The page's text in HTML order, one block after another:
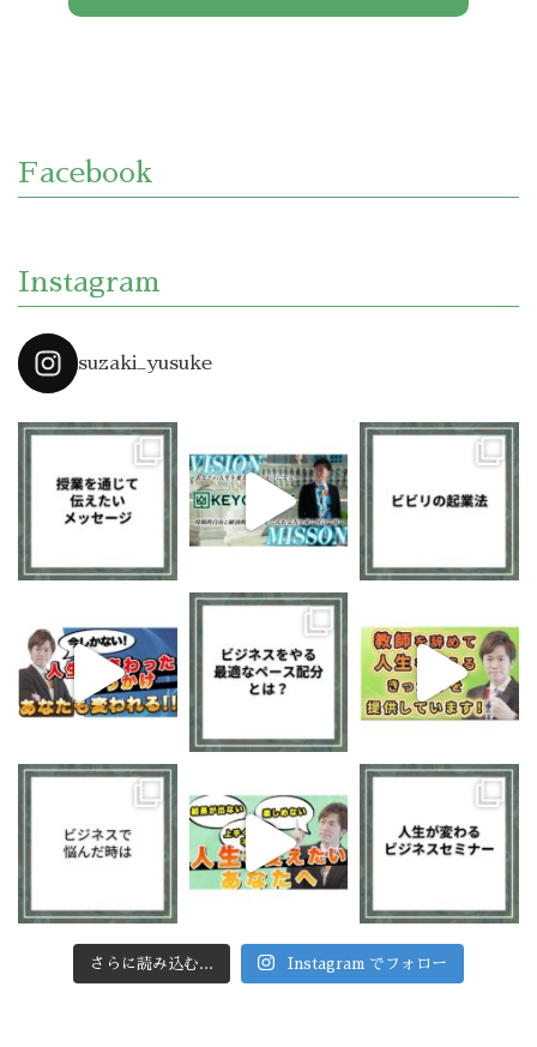
Facebook
Instagram
suzaki_yusuke
さらに読み込む... Instagram でフォロー